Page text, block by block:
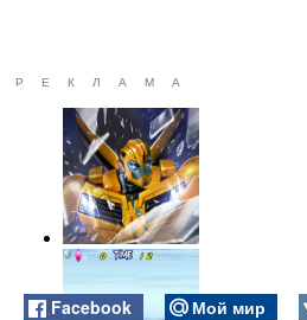
РЕКЛАМА
Facebook Мой мир